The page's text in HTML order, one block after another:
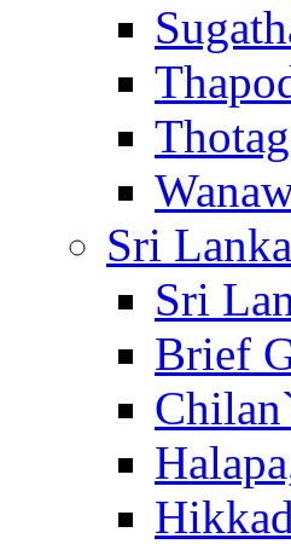
Sri
Sri
Brief